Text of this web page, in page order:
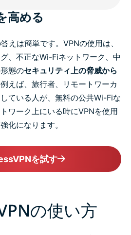
高める
えは簡単です。VPNの使用は、
、不正なWi-Fiネットワーク、中
態のセキュリティ上の脅威から
えば、旅行者、リモートワーカ
ている人が、無料の公共Wi-Fiな
ワーク上にいる時にVPNを使用
化になります。
を試す
の使い方